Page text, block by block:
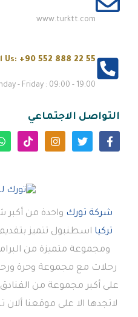
www.turktt.com
Us: +90 552 888 22 55
- Friday : 09:00 - 19:00
التواصل الاجتماعي
شركة تورك واحدة من أكبر
تركيا اسطنبول تتميز
ومجموعة متميزة من
رحلات مع مجموعة وحرة
على أكبر مجموعة من
لاتجدها الا على موقعنا